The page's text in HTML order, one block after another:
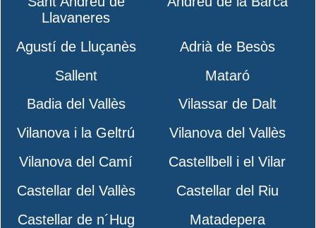
Llavaneres
Agustí de Lluçanès
Adrià de Besòs
Sallent
Mataró
Badia del Vallès
Vilassar de Dalt
Vilanova i la Geltrú
Vilanova del Vallès
Vilanova del Camí
Castellbell i el Vilar
Castellar del Vallès
Castellar del Riu
Castellar de n´Hug
Matadepera